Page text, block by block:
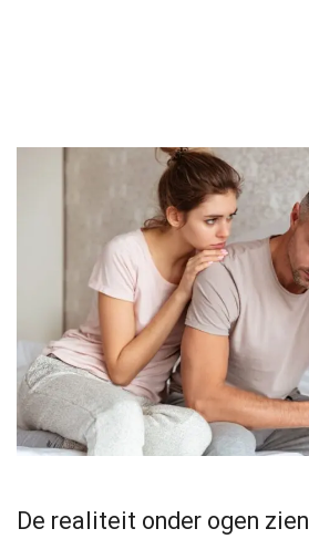
De realiteit onder ogen zien